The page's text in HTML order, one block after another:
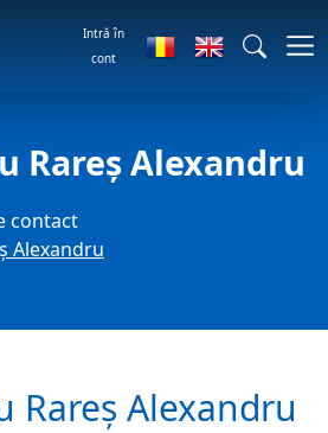
Intră în
cont
Rareș Alexandru
contact
Alexandru
Rareș Alexandru